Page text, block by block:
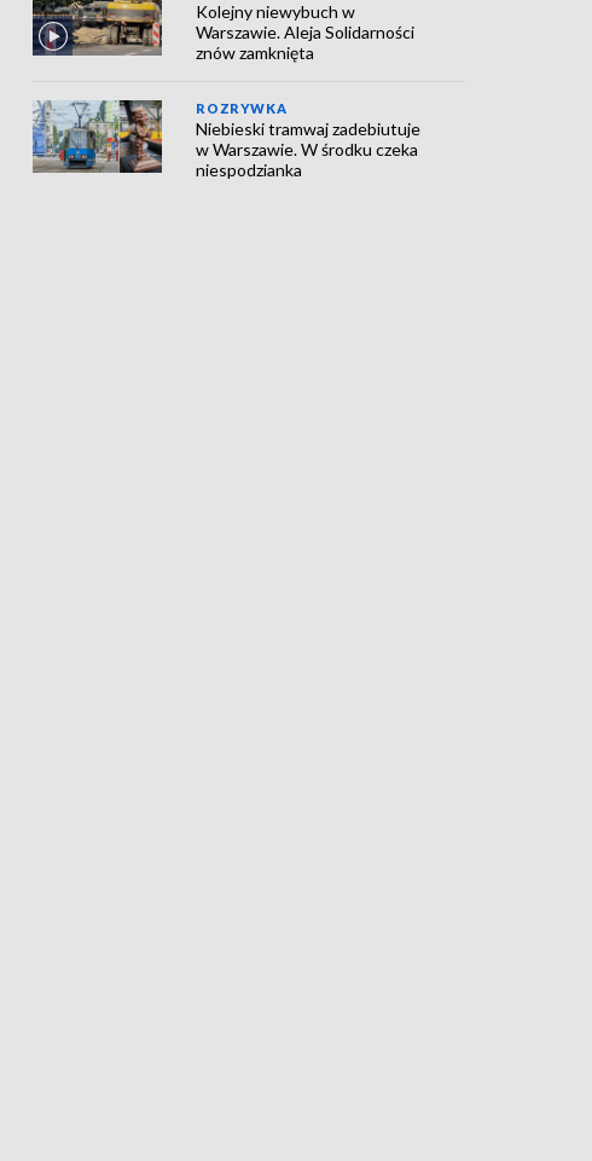
Kolejny niewybuch w
Warszawie. Aleja Solidarności
znów zamknięta
ROZRYWKA
Niebieski tramwaj zadebiutuje
w Warszawie. W środku czeka
niespodzianka